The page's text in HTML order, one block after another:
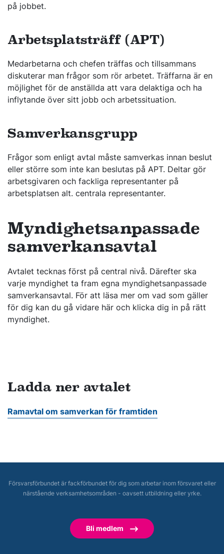
på jobbet.
Arbetsplatsträff (APT)
Medarbetarna och chefen träffas och tillsammans
diskuterar man frågor som rör arbetet. Träffarna är en
möjlighet för de anställda att vara delaktiga och ha
inflytande över sitt jobb och arbetssituation.
Samverkansgrupp
Frågor som enligt avtal måste samverkas innan beslut
eller större som inte kan beslutas på APT. Deltar gör
arbetsgivaren och fackliga representanter på
arbetsplatsen alt. centrala representanter.
Myndighetsanpassade
samverkansavtal
Avtalet tecknas först på central nivå. Därefter ska
varje myndighet ta fram egna myndighetsanpassade
samverkansavtal. För att läsa mer om vad som gäller
för dig kan du gå vidare här och klicka dig in på rätt
myndighet.
Ladda ner avtalet
Ramavtal om samverkan för framtiden
Försvarsförbundet är fackförbundet för dig som arbetar inom försvaret eller
närstående verksamhetsområden - oavsett utbildning eller yrke.
Bli medlem